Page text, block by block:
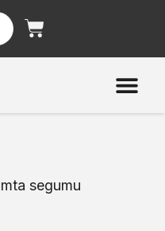
segumu